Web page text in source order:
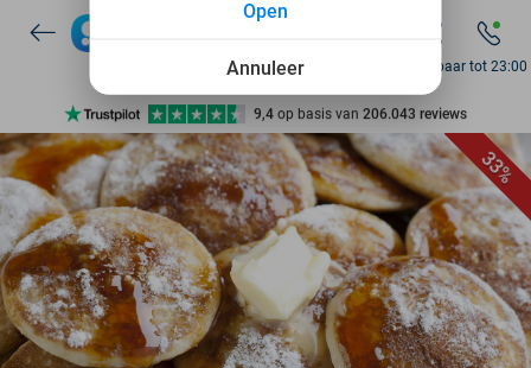
7 dagen per week beschikbaar
10+ miljoen leden
9,4 op basis van 206.043 reviews
Ontdek 15.000+ deals
7 dagen per week beschikbaar
10+ miljoen leden
Bereikbaar tot 23:00
33%
Annuleer
Open